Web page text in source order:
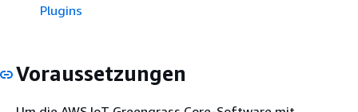
Plugins
Voraussetzungen